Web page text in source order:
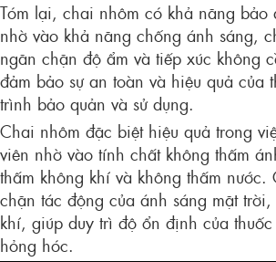
Tóm lại, chai nhôm có khả năng bảo
nhờ vào khả năng chống ánh sáng,
ngăn chặn độ ẩm và tiếp xúc không
đảm bảo sự an toàn và hiệu quả của
trình bảo quản và sử dụng.
Chai nhôm đặc biệt hiệu quả trong
viên nhờ vào tính chất không thấm
thấm không khí và không thấm nước.
chặn tác động của ánh sáng mặt
khí, giúp duy trì độ ổn định của
hỏng hóc.